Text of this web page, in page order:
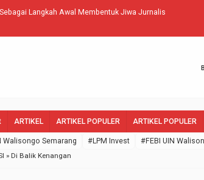
Sebagai Langkah Awal Membentuk Jiwa Jurnalis
ARTIKEL ARTIKEL POPULER ARTIKEL POPULER
Walisongo Semarang #LPM Invest #FEBI UIN
» Di Balik Kenangan